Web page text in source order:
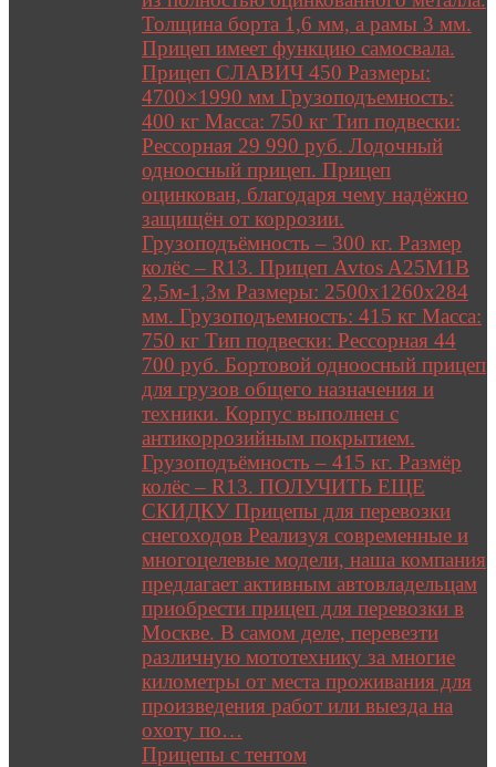
Толщина борта 1,6 мм, а рамы 3 мм.
Прицеп имеет функцию самосвала.
Прицеп СЛАВИЧ 450 Размеры:
4700×1990 мм Грузоподъемность:
400 кг Масса: 750 кг Тип подвески:
Рессорная 29 990 руб. Лодочный
одноосный прицеп. Прицеп
оцинкован, благодаря чему надёжно
защищён от коррозии.
Грузоподъёмность – 300 кг. Размер
колёс – R13. Прицеп Avtos A25M1B
2,5м-1,3м Размеры: 2500х1260х284
мм. Грузоподъемность: 415 кг Масса:
750 кг Тип подвески: Рессорная 44
700 руб. Бортовой одноосный прицеп
для грузов общего назначения и
техники. Корпус выполнен с
антикоррозийным покрытием.
Грузоподъёмность – 415 кг. Размёр
колёс – R13. ПОЛУЧИТЬ ЕЩЕ
СКИДКУ Прицепы для перевозки
снегоходов Реализуя современные и
многоцелевые модели, наша компания
предлагает активным автовладельцам
приобрести прицеп для перевозки в
Москве. В самом деле, перевезти
различную мототехнику за многие
километры от места проживания для
произведения работ или выезда на
охоту по…
Прицепы с тентом